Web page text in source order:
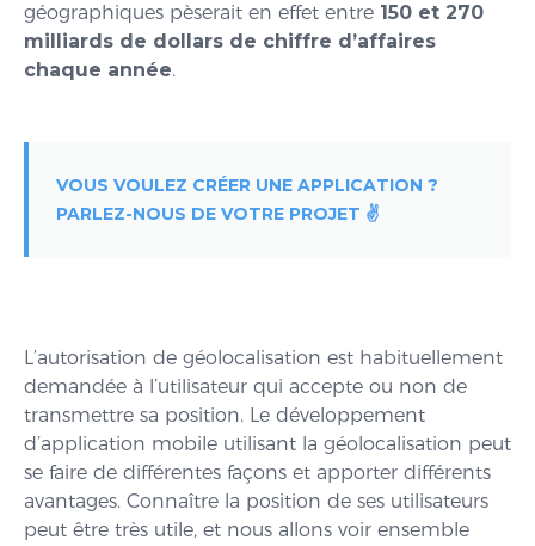
géographiques pèserait en effet entre 150 et 270
milliards de dollars de chiffre d’affaires
chaque année.
VOUS VOULEZ CRÉER UNE APPLICATION ?
PARLEZ-NOUS DE VOTRE PROJET ✌️
L’autorisation de géolocalisation est habituellement
demandée à l’utilisateur qui accepte ou non de
transmettre sa position. Le développement
d’application mobile utilisant la géolocalisation peut
se faire de différentes façons et apporter différents
avantages. Connaître la position de ses utilisateurs
peut être très utile, et nous allons voir ensemble